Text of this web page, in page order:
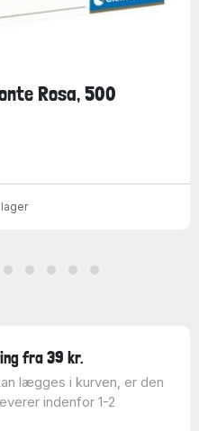
Rosa, 500
lager
fra 39 kr.
lægges i kurven, er den
indenfor 1-2